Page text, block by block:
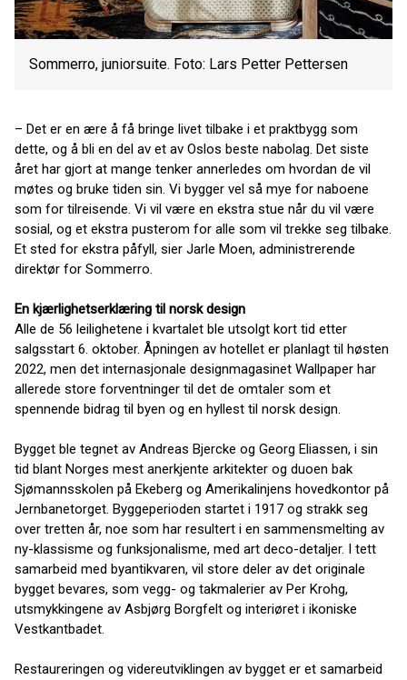
Sommerro, juniorsuite. Foto: Lars Petter Pettersen
– Det er en ære å få bringe livet tilbake i et praktbygg som
dette, og å bli en del av et av Oslos beste nabolag. Det siste
året har gjort at mange tenker annerledes om hvordan de vil
møtes og bruke tiden sin. Vi bygger vel så mye for naboene
som for tilreisende. Vi vil være en ekstra stue når du vil være
sosial, og et ekstra pusterom for alle som vil trekke seg tilbake.
Et sted for ekstra påfyll, sier Jarle Moen, administrerende
direktør for Sommerro.
En kjærlighetserklæring til norsk design
Alle de 56 leilighetene i kvartalet ble utsolgt kort tid etter
salgsstart 6. oktober. Åpningen av hotellet er planlagt til høsten
2022, men det internasjonale designmagasinet Wallpaper har
allerede store forventninger til det de omtaler som et
spennende bidrag til byen og en hyllest til norsk design.
Bygget ble tegnet av Andreas Bjercke og Georg Eliassen, i sin
tid blant Norges mest anerkjente arkitekter og duoen bak
Sjømannsskolen på Ekeberg og Amerikalinjens hovedkontor på
Jernbanetorget. Byggeperioden startet i 1917 og strakk seg
over tretten år, noe som har resultert i en sammensmelting av
ny-klassisme og funksjonalisme, med art deco-detaljer. I tett
samarbeid med byantikvaren, vil store deler av det originale
bygget bevares, som vegg- og takmalerier av Per Krohg,
utsmykkingene av Asbjørg Borgfelt og interiøret i ikoniske
Vestkantbadet.
Restaureringen og videreutviklingen av bygget er et samarbeid